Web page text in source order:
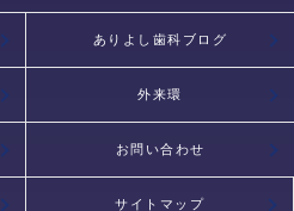
ありよし歯科ブログ
外来環
お問い合わせ
サイトマップ